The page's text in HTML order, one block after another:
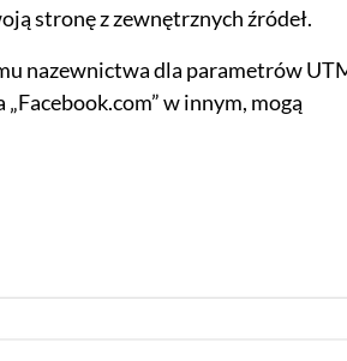
stronę z zewnętrznych źródeł.
nazewnictwa dla parametrów
w innym, mogą